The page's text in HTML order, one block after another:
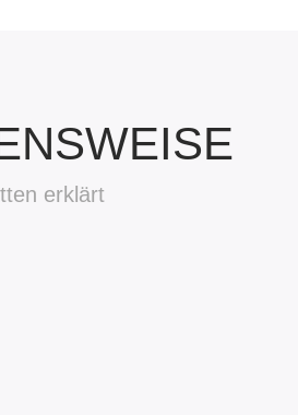
erklärt